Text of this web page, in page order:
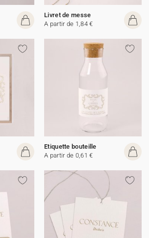
Livret de messe
A partir de 1,84 €
Etiquette bouteille
A partir de 0,61 €